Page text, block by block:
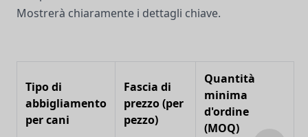
Mostrerà chiaramente i dettagli chiave.
Tipo di
abbigliamento
per cani
Fascia di
prezzo (per
pezzo)
Quantità
minima
d'ordine
(MOQ)